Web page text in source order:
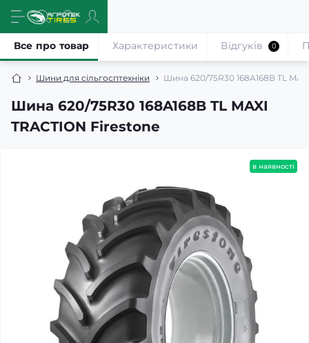
Шини для сільгосптехніки Шина 620/75R30 168A168B TL
Шина 620/75R30 168A168B TL MAXI
TRACTION Firestone
Все про товар Характеристики Відгуків 0
в наявності